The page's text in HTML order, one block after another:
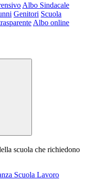
Albo Sindacale
Genitori Scuola
Albo online
scuola che richiedono
Scuola Lavoro